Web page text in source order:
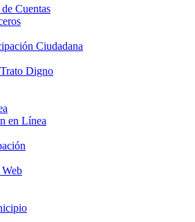
Cuentas
Ciudadana
Digno
en Línea